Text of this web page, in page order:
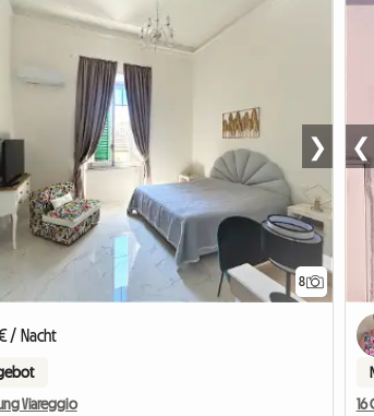
8
❯
/ Nacht
Viareggio
❮
16